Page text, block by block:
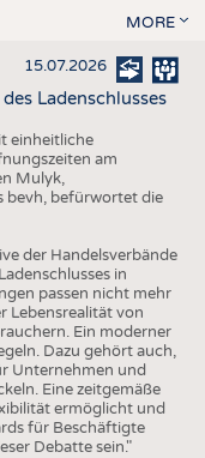
MORE
15.07.2026
Ladenschlusses
einheitliche
am
Mulyk,
bevh, befürwortet die
der Handelsverbände
in
passen nicht mehr
Lebensrealität von
Ein moderner
Dazu gehört auch,
Unternehmen und
Eine zeitgemäße
ermöglicht und
für Beschäftigte
Debatte sein."